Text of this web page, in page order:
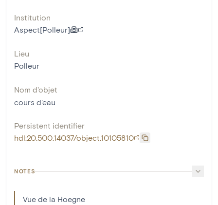
Institution
Aspect[Polleur]
Lieu
Polleur
Nom d'objet
cours d'eau
Persistent identifier
hdl:20.500.14037/object.10105810
NOTES
Vue de la Hoegne